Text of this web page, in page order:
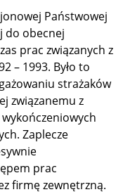
Państwowej
do obecnej
prac związanych z
– 1993. Było to
strażaków
związanemu z
Zaplecze
prac
firmę zewnętrzną.